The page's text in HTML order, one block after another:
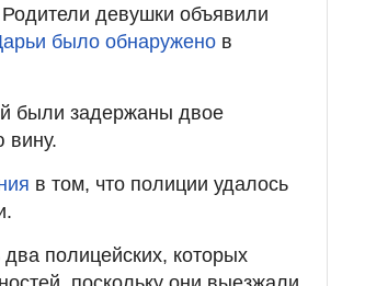
Родители девушки объявили
было обнаружено в
были задержаны двое
вину.
в том, что полиции удалось
полицейских, которых